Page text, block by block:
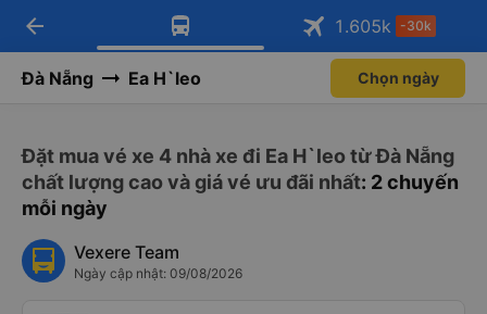
Tải app Vexere ngay!
Nhận ưu đãi thành viên độc
Mở app
Tải app Vexere
-30k/ghế khi đặt vé máy bay qua
Mở app
arrow_back 1.605k -30k
Đà Nẵng Ea H`leo Chọn ngày
Đặt mua vé xe 4 nhà xe đi Ea H`leo từ Đà Nẵng
chất lượng cao và giá vé ưu đãi nhất: 2 chuyến
mỗi ngày
Vexere Team
Ngày cập nhật: 09/08/2026